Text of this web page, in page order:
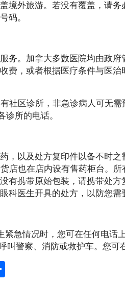
境外旅游。若没有覆盖，请
码。
务。加拿大多数医院均由政
费，或者根据医疗条件与医
社区诊所，非急诊病人可无
诊所的电话。
，以及处方复印件以备不时
店也在店内设有售药柜台。
有携带原始包装，请携带处
科医生开具的处方，以防您需
紧急情况时，您可在任何电话
叫警察、消防或救护车。您可